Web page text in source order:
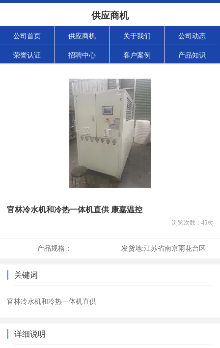
供应商机
公司首页 供应商机 关于我们 公司动态
荣誉认证 招聘中心 客户案例 产品知识
官林冷水机和冷热一体机直供 康嘉温控
浏览次数： 45次
产品规格： 发货地:江苏省南京雨花台区
关键词
官林冷水机和冷热一体机直供
详细说明